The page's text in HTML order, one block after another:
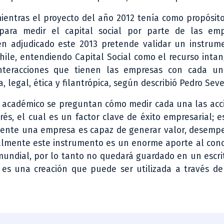
el proyecto del año 2012 tenía como
medir el capital social por parte de las
adjudicado este 2013 pretende validar un
entendiendo Capital Social como el recurso
que tienen las empresas con cada
legal, ética y filantrópica, según describió Pedro
se preguntan cómo medir cada una las
el cual es un factor clave de éxito empresarial;
una empresa es capaz de generar valor,
este instrumento es un enorme aporte al
por lo tanto no quedará guardado en un
una creación que puede ser utilizada a través